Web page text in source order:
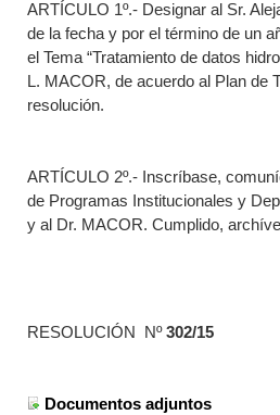
ARTÍCULO 1º.- Designar al Sr.
de la fecha y por el término de un
el Tema “Tratamiento de datos
L. MACOR, de acuerdo al Plan de
resolución.
ARTÍCULO 2º.- Inscríbase,
de Programas Institucionales y
y al Dr. MACOR. Cumplido,
RESOLUCIÓN Nº302/15
Documentos adjuntos